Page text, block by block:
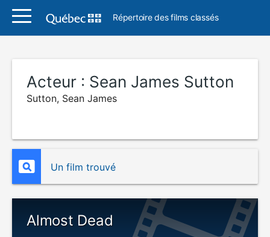
Répertoire des films classés
Acteur : Sean James Sutton
Sutton, Sean James
Un film trouvé
Almost Dead